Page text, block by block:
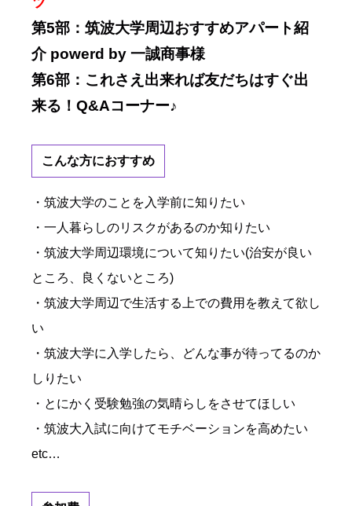
第5部：筑波大学周辺おすすめアパート紹
介 powerd by 一誠商事様
第6部：これさえ出来れば友だちはすぐ出
来る！Q&Aコーナー♪
こんな方におすすめ
・筑波大学のことを入学前に知りたい
・一人暮らしのリスクがあるのか知りたい
・筑波大学周辺環境について知りたい(治安が良い
ところ、良くないところ)
・筑波大学周辺で生活する上での費用を教えて欲し
い
・筑波大学に入学したら、どんな事が待ってるのか
しりたい
・とにかく受験勉強の気晴らしをさせてほしい
・筑波大入試に向けてモチベーションを高めたい
etc…